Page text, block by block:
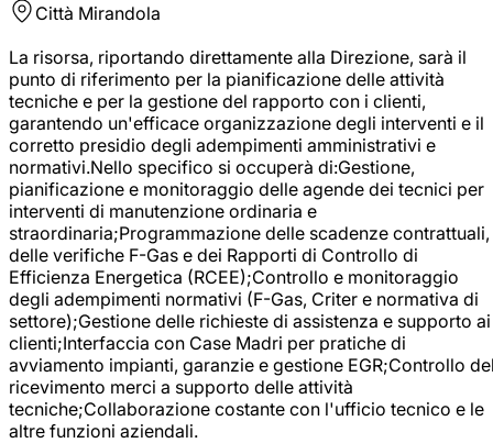
Città Mirandola
La risorsa, riportando direttamente alla Direzione, sarà il
punto di riferimento per la pianificazione delle attività
tecniche e per la gestione del rapporto con i clienti,
garantendo un'efficace organizzazione degli interventi e il
corretto presidio degli adempimenti amministrativi e
normativi.Nello specifico si occuperà di:Gestione,
pianificazione e monitoraggio delle agende dei tecnici per
interventi di manutenzione ordinaria e
straordinaria;Programmazione delle scadenze contrattuali,
delle verifiche F-Gas e dei Rapporti di Controllo di
Efficienza Energetica (RCEE);Controllo e monitoraggio
degli adempimenti normativi (F-Gas, Criter e normativa di
settore);Gestione delle richieste di assistenza e supporto ai
clienti;Interfaccia con Case Madri per pratiche di
avviamento impianti, garanzie e gestione EGR;Controllo
ricevimento merci a supporto delle attività
tecniche;Collaborazione costante con l'ufficio tecnico e le
altre funzioni aziendali.